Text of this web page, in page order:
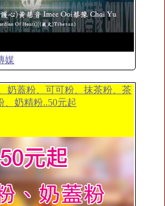
媒
奶蓋粉、可可粉、抹茶粉、茶
、奶精粉..50元起